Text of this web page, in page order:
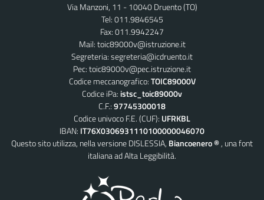
Via Manzoni, 11 - 10040 Druento (TO)
Tel: 011.9846545
Fax: 011.9942247
Mail:toic89000v@istruzione.it
Segreteria:segreteria@icdruento.it
Pec:toic89000v@pec.istruzione.it
Codice meccanografico:TOIC89000V
Codice iPa: istsc_toic89000v
C.F.:97745300018
Codice univoco F.E. (CUF): UFRKBL
IBAN: IT76X0306931110100000046070
Questo sito utilizza, nella versione DISLESSIA, Biancoenero ®, una font
italiana ad Alta Leggibilità.